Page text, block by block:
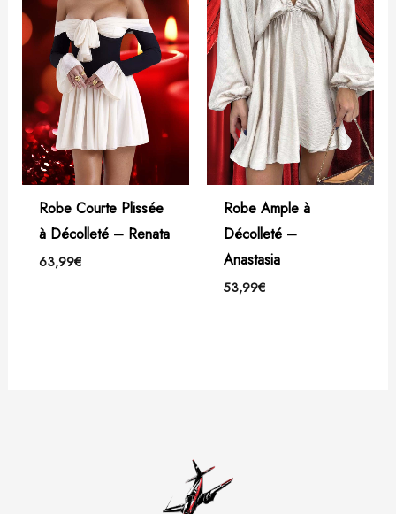
Robe Courte Plissée
à Décolleté – Renata
63,99€
Robe Ample à
Décolleté –
Anastasia
53,99€